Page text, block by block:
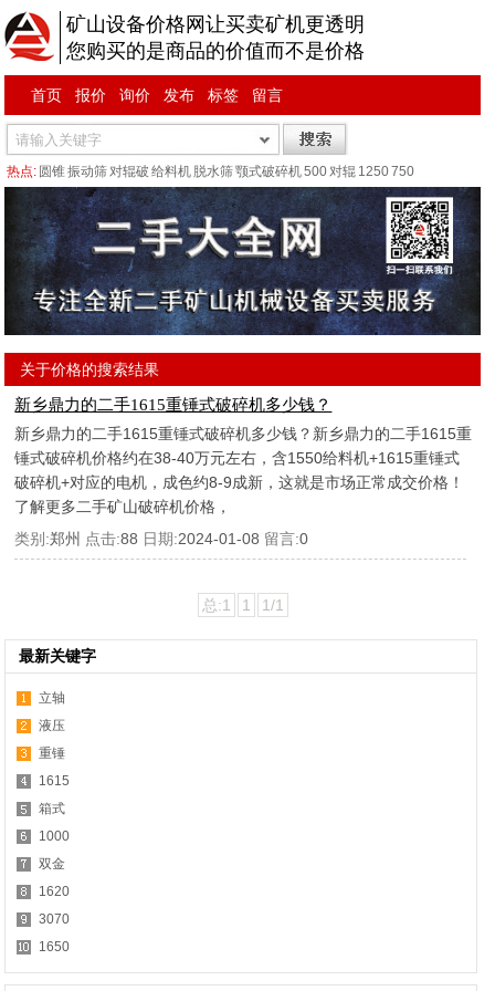
矿山设备价格网让买卖矿机更透明
您购买的是商品的价值而不是价格
首页 报价 询价 发布 标签 留言
热点: 圆锥振动筛对辊破 给料机 脱水筛颚式破碎机500对辊 1250750
关于价格的搜索结果
新乡鼎力的二手1615重锤式破碎机多少钱？
新乡鼎力的二手1615重锤式破碎机多少钱？新乡鼎力的二手1615重
锤式破碎机价格约在38-40万元左右，含1550给料机+1615重锤式
破碎机+对应的电机，成色约8-9成新，这就是市场正常成交价格！
了解更多二手矿山破碎机价格，
类别:郑州 点击:88 日期:2024-01-08 留言:0
总:1 1 1/1
最新关键字
立轴
液压
重锤
1615
箱式
1000
双金
1620
3070
1650